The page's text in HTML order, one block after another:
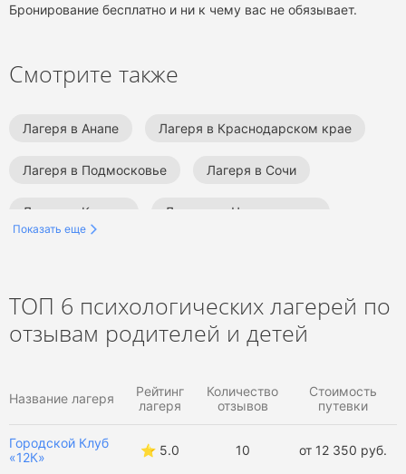
Бронирование бесплатно и ни к чему вас не обязывает.
Смотрите также
Лагеря в Анапе Лагеря в Краснодарском крае
Лагеря в Подмосковье Лагеря в Сочи
Лагеря в Крыму Лагеря на Черном море
Лагеря программирования
Военно-патриотические лагеря Спортивные лагеря
Языковые лагеря
Показать еще
ТОП 6 психологических лагерей по
отзывам родителей и детей
Название лагеря
Рейтинг
лагеря
Количество
отзывов
Стоимость
путевки
Городской Клуб
«12К»
⭐️ 5.0 10 от 12 350 руб.